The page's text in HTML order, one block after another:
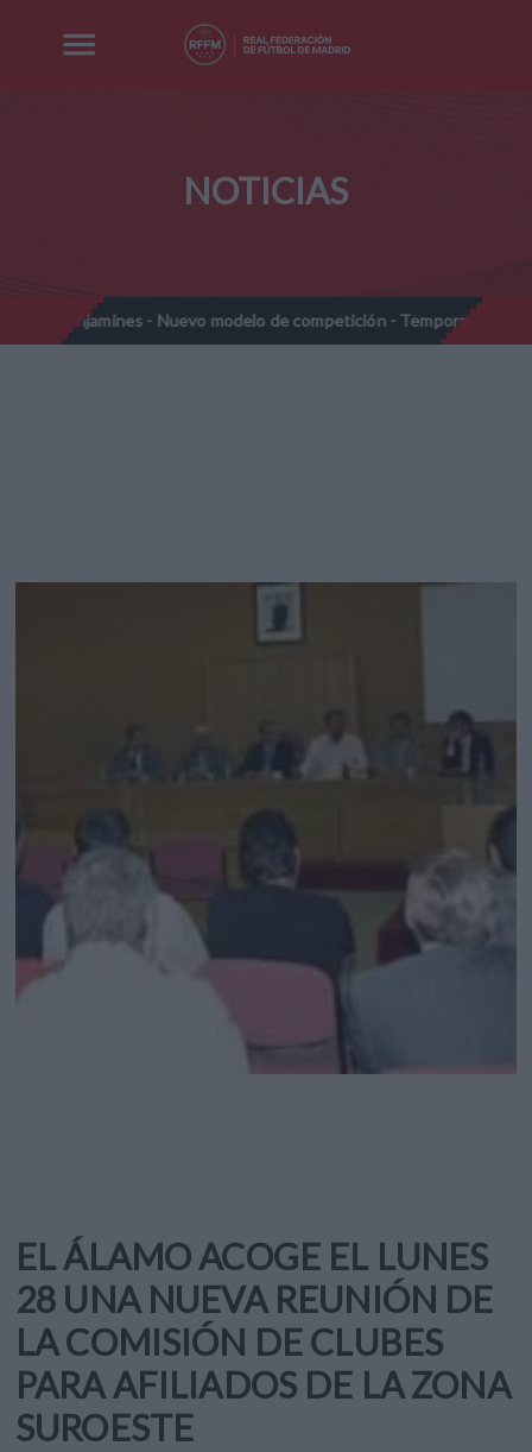
NOTICIAS
- Nuevo modelo de competición - Temporada 2026-2027
EL ÁLAMO ACOGE EL LUNES
28 UNA NUEVA REUNIÓN DE
LA COMISIÓN DE CLUBES
PARA AFILIADOS DE LA ZONA
SUROESTE